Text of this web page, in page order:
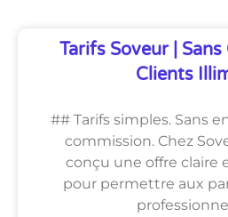
Tarifs Soveur | Sans
Clients
## Tarifs simples. Sans
commission. Chez
conçu une offre claire
pour permettre aux